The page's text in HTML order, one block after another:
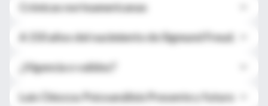
Crónicas norteamericanas
A 150 años del nacimiento de Sigmund Freud.
¿Vigencia o validez?
Luis Chiozza: Psicoanálisis Presente y futuro